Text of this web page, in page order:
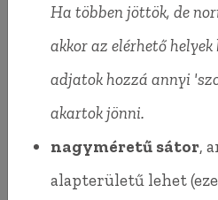
Ha többen jöttök, de
akkor az elérhető
adjatok hozzá annyi
akartok jönni.
nagyméretű sátor,
alapterületű lehet